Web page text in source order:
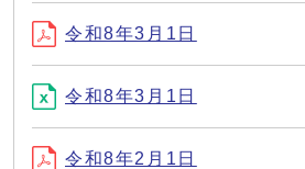
令和8年3月1日
令和8年3月1日
令和8年2月1日